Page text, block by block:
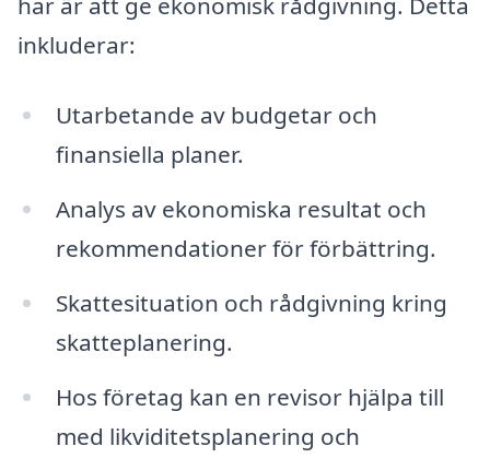
inkluderar:
Utarbetande av budgetar och
finansiella planer.
Analys av ekonomiska resultat och
rekommendationer för förbättring.
Skattesituation och rådgivning kring
skatteplanering.
Hos företag kan en revisor hjälpa till
med likviditetsplanering och